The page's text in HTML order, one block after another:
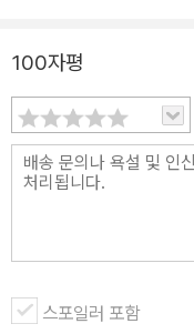
수 있어요 글 쓸 때 어린
써요?”라는 거예요. 이처
내고 싶고 생각이 막혀 있
침에…’, ‘마트에서…’ 등
힌트 단어로 떠올린 그
다 채우면 길고 자세한
용사), 이름말(명사), 날
단어도 사용해 문장을 만
100자평
스포일러 포함